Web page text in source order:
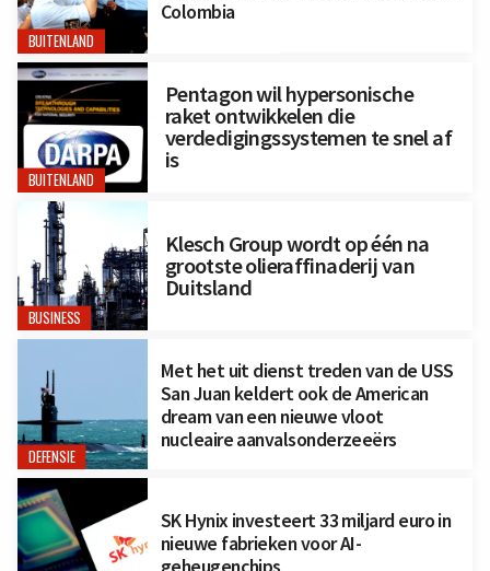
BUITENLAND
Colombia
BUITENLAND
Pentagon wil hypersonische
raket ontwikkelen die
verdedigingssystemen te snel af
is
BUSINESS
Klesch Group wordt op één na
grootste olieraffinaderij van
Duitsland
DEFENSIE
Met het uit dienst treden van de USS
San Juan keldert ook de American
dream van een nieuwe vloot
nucleaire aanvalsonderzeeërs
SK Hynix investeert 33 miljard euro in
nieuwe fabrieken voor AI-